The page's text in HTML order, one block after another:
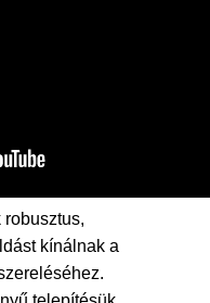
robusztus,
kínálnak a